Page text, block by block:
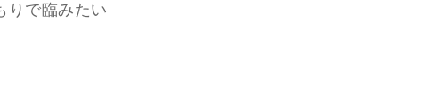
りで臨みたい